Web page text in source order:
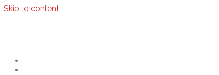
Skip to content